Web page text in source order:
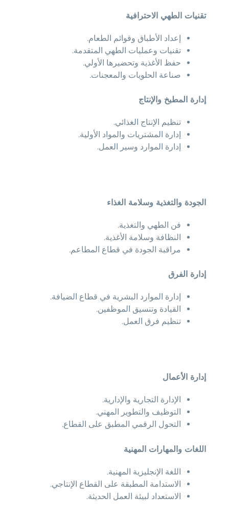
تقنيات الطهي الاحترافية
إعداد الأطباق وقوائم الطعام.
تقنيات وعمليات الطهي المتقدمة.
حفظ الأغذية وتحضيرها الأولي.
صناعة الحلويات والمعجنات.
إدارة المطبخ والإنتاج
تنظيم الإنتاج الغذائي.
إدارة المشتريات والمواد الأولية.
إدارة الموارد وسير العمل.
الجودة والتغذية وسلامة الغذاء
فن الطهي والتغذية.
النظافة وسلامة الأغذية.
مراقبة الجودة في قطاع المطاعم.
إدارة الفرق
إدارة الموارد البشرية في قطاع الضيافة.
القيادة وتنسيق الموظفين.
تنظيم فرق العمل.
إدارة الأعمال
الإدارة التجارية والإدارية.
التوظيف والتطوير المهني.
التحول الرقمي المطبق على القطاع.
اللغات والمهارات المهنية
اللغة الإنجليزية المهنية.
الاستدامة المطبقة على القطاع الإنتاجي.
الاستعداد لبيئة العمل الحديثة.